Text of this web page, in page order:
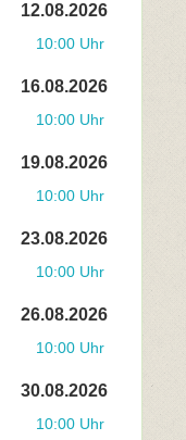
12.08.2026
10:00 Uhr
16.08.2026
10:00 Uhr
19.08.2026
10:00 Uhr
23.08.2026
10:00 Uhr
26.08.2026
10:00 Uhr
30.08.2026
10:00 Uhr